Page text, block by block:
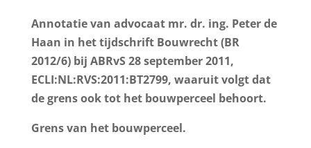
Annotatie van advocaat mr. dr. ing. Peter de
Haan in het tijdschrift Bouwrecht (BR
2012/6) bij ABRvS 28 september 2011,
ECLI:NL:RVS:2011:BT2799, waaruit volgt dat
de grens ook tot het bouwperceel behoort.
Grens van het bouwperceel.